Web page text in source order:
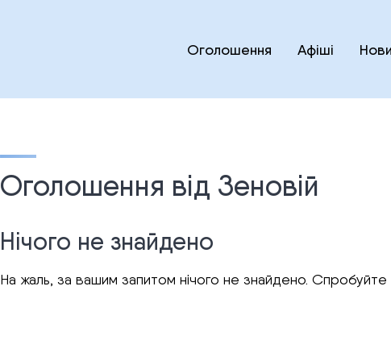
Оголошення Афіші
Оголошення від Зеновій
Нічого не знайдено
На жаль, за вашим запитом нічого не знайдено. Спробуйте